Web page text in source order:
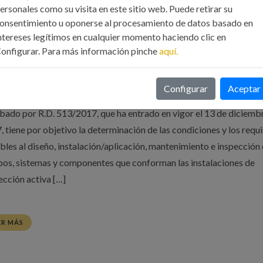
TÉCNICA EVOLUCIÓN RIPCI. 08/11/2018
de Instalaciones de Protección contra Incendios, RIPCI,
por R.D. 513/2017, que ha entrado en vigor el 13 de
tiene por objetivo la determinación de las condiciones y los
al diseño, instalación/aplicación, mantenimiento e inspección
sistemas y componentes que conforman las instalaciones de
activa […]
MÁS
como su visita en este sitio web. Puede retirar su
u oponerse al procesamiento de datos basado en
legítimos en cualquier momento haciendo clic en
Para más información pincheaquí.
Configurar Aceptar